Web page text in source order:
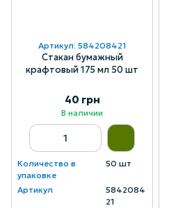
Артикул: 584208421
Стакан бумажный
крафтовый 175 мл 50 шт
40 грн
В наличии
Количество в
упаковке
50 шт
Артикул
5842084
21